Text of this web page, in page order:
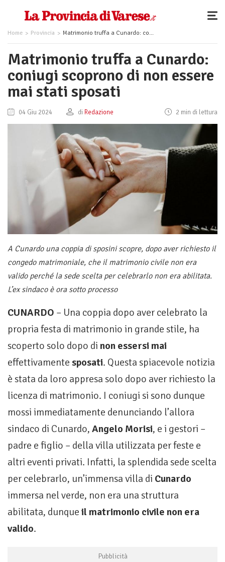
Home Provincia Matrimonio truffa a Cunardo: coniugi scoprono di non essere mai stati sposati
Matrimonio truffa a Cunardo:
coniugi scoprono di non essere
mai stati sposati
04 Giu 2024 di Redazione 2 min di lettura
A Cunardo una coppia di sposini scopre, dopo aver richiesto il
congedo matrimoniale, che il matrimonio civile non era
valido perché la sede scelta per celebrarlo non era abilitata.
L’ex sindaco è ora sotto processo
CUNARDO – Una coppia dopo aver celebrato la
propria festa di matrimonio in grande stile, ha
scoperto solo dopo di non essersi mai
effettivamente sposati. Questa spiacevole notizia
è stata da loro appresa solo dopo aver richiesto la
licenza di matrimonio. I coniugi si sono dunque
mossi immediatamente denunciando l’allora
sindaco di Cunardo, Angelo Morisi, e i gestori –
padre e figlio – della villa utilizzata per feste e
altri eventi privati. Infatti, la splendida sede scelta
per celebrarlo, un’immensa villa di Cunardo
immersa nel verde, non era una struttura
abilitata, dunque il matrimonio civile non era
valido.